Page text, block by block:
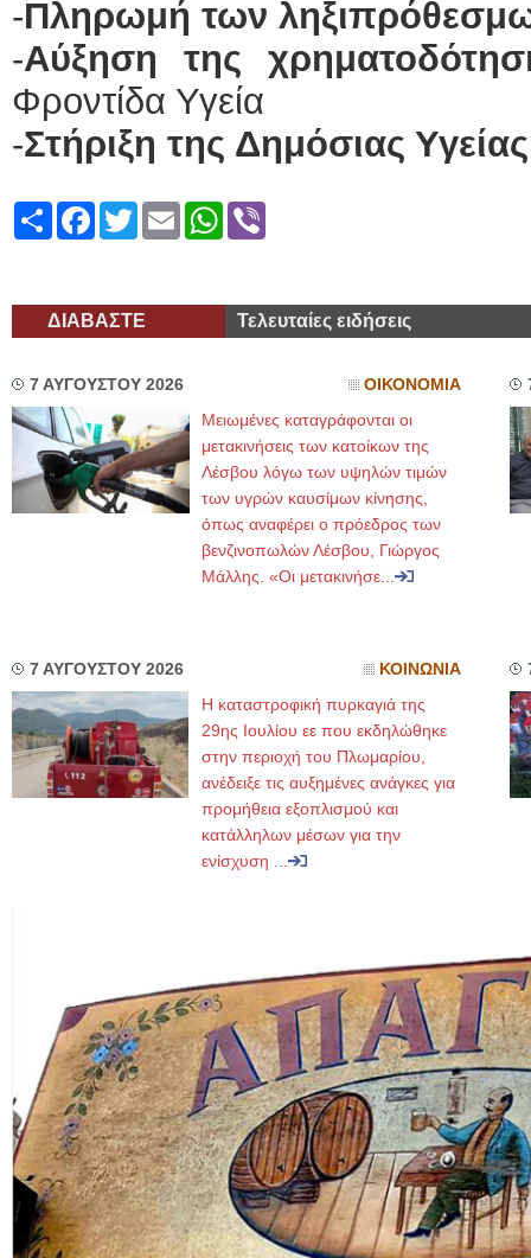
-Πληρωμή των
-Αύξηση της
Φροντίδα Υγεία
-Στήριξη της Δημόσιας
ShareFacebook
TwitterEmailWhatsApp
ΔΙΑΒΑΣΤΕ Τελευταίες ειδήσεις
7 ΑΥΓΟΥΣΤΟΥ 2026 ΟΙΚΟΝΟΜΙΑ
Μειωμένες καταγράφονται οι
μετακινήσεις των κατοίκων της
Λέσβου λόγω των υψηλών τιμών
των υγρών καυσίμων κίνησης,
όπως αναφέρει ο πρόεδρος των
βενζινοπωλών Λέσβου, Γιώργος
Μάλλης. «Οι μετακινήσε...
7 ΑΥΓΟΥΣΤΟΥ 2026 ΚΟΙΝΩΝΙΑ
Η καταστροφική πυρκαγιά της
29ης Ιουλίου εε που εκδηλώθηκε
στην περιοχή του Πλωμαρίου,
ανέδειξε τις αυξημένες ανάγκες για
προμήθεια εξοπλισμού και
κατάλληλων μέσων για την
ενίσχυση ...